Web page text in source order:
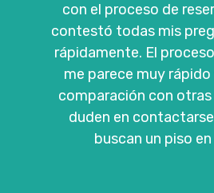
con el proceso de
contestó todas mis
rápidamente. El
me parece muy rápido
comparación con otras
duden en
buscan un piso